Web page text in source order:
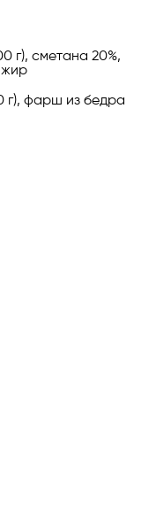
г), сметана 20%,
г), фарш из бедра